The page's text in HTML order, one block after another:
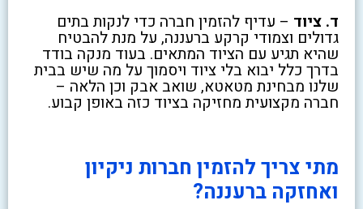
ד. ציוד – עדיף להזמין חברה כדי לנקות בתים
גדולים וצמודי קרקע ברעננה, על מנת להבטיח
שהיא תגיע עם הציוד המתאים. בעוד מנקה בודד
בדרך כלל יבוא בלי ציוד ויסמוך על מה שיש בבית
שלנו מבחינת מטאטא, שואב אבק וכן הלאה –
חברה מקצועית מחזיקה בציוד כזה באופן קבוע.
מתי צריך להזמין חברות ניקיון
ואחזקה ברעננה?